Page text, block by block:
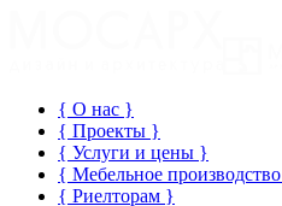
{ О нас }
{ Проекты }
{ Услуги и цены }
{ Мебельное производство
{ Риелторам }